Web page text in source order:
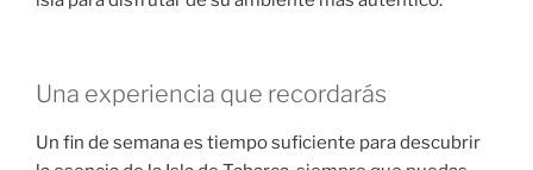
Una experiencia que recordarás
Un fin de semana es tiempo suficiente para descubrir